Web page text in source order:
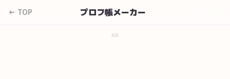
← TOP プロフ帳メーカー
AD